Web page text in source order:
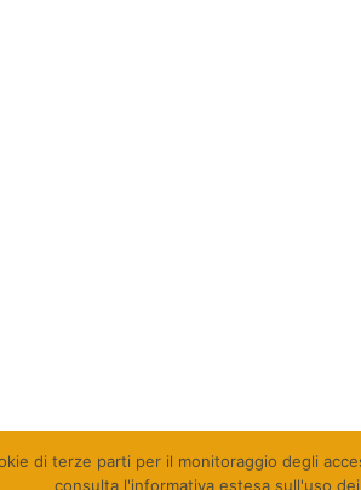
di terze parti per il monitoraggio degli
consulta l'informativa estesa sull'uso